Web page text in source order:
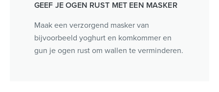
GEEF JE OGEN RUST MET EEN MASKER
Maak een verzorgend masker van
bijvoorbeeld yoghurt en komkommer en
gun je ogen rust om wallen te verminderen.